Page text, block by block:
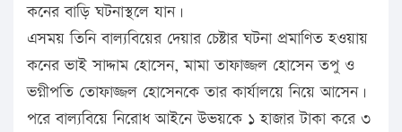
কনের বাড়ি ঘটনাস্থলে যান।
এসময় তিনি বাল্যবিয়ের দেয়ার চেষ্টার ঘটনা প্রমাণিত হওয়ায়
কনের ভাই সাদ্দাম হোসেন, মামা তাফাজ্জল হোসেন তপু ও
ভগ্নীপতি তোফাজ্জল হোসেনকে তার কার্যালয়ে নিয়ে আসেন।
পরে বাল্যবিয়ে নিরোধ আইনে উভয়কে ১ হাজার টাকা করে ৩